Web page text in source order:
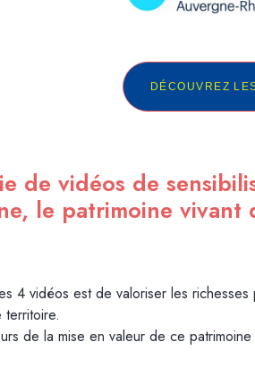
DÉCOUVREZ
de vidéos de
le patrimoine vivant
4 vidéos est de valoriser les
territoire.
de la mise en valeur de ce